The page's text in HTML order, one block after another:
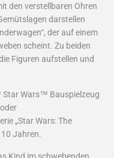
den verstellbaren Ohren
darstellen
der auf einem
scheint. Zu beiden
Figuren aufstellen und
Star Wars™ Bauspielzeug
„Star Wars: The
Jahren.
Kind im schwebenden